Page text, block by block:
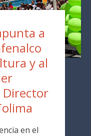
a
y al
Director
en el